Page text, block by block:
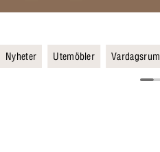
Nyheter Utemöbler Vardagsrum